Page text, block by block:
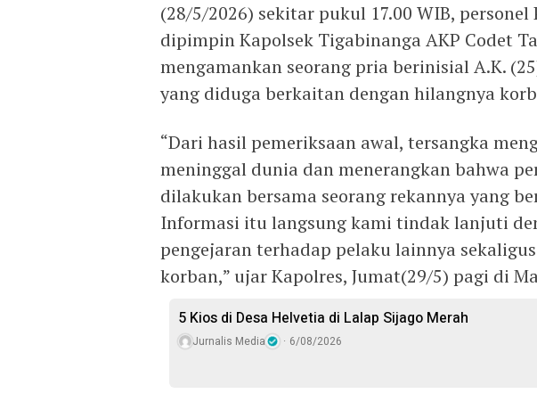
(28/5/2026) sekitar pukul 17.00 WIB,
dipimpin Kapolsek Tigabinanga AKP Codet
mengamankan seorang pria berinisial A.K.
yang diduga berkaitan dengan hilangnya
“Dari hasil pemeriksaan awal, tersangka
meninggal dunia dan menerangkan bahwa
dilakukan bersama seorang rekannya yang
Informasi itu langsung kami tindak lanjuti
pengejaran terhadap pelaku lainnya
korban,” ujar Kapolres, Jumat(29/5) pagi di
5 Kios di Desa Helvetia di Lalap Sijago Merah
Jurnalis Media 6/08/2026